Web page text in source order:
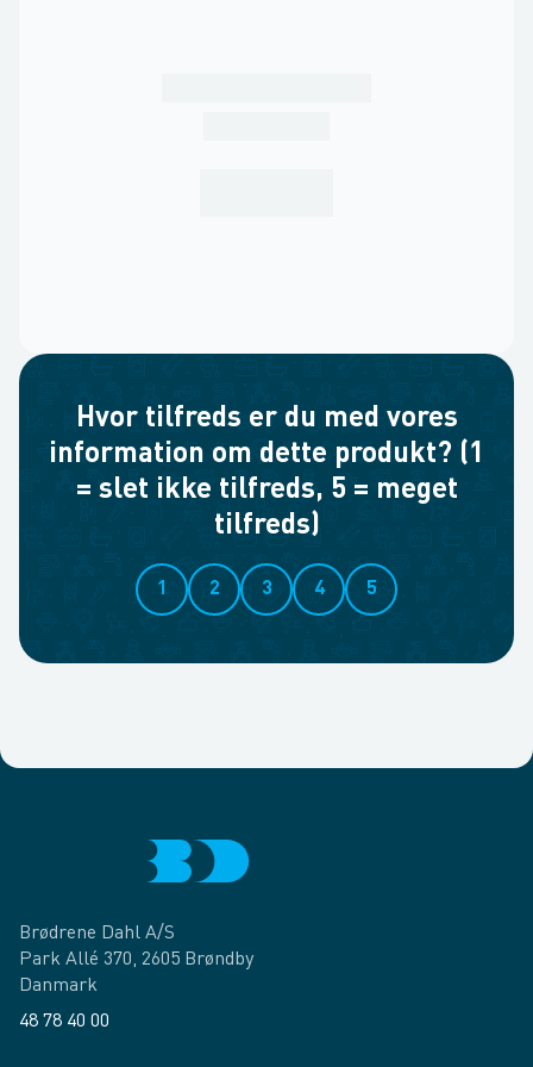
Hvor tilfreds er du med vores
information om dette produkt? (1
= slet ikke tilfreds, 5 = meget
tilfreds)
1 2 3 4 5
Brødrene Dahl A/S
Park Allé 370, 2605 Brøndby
Danmark
48 78 40 00